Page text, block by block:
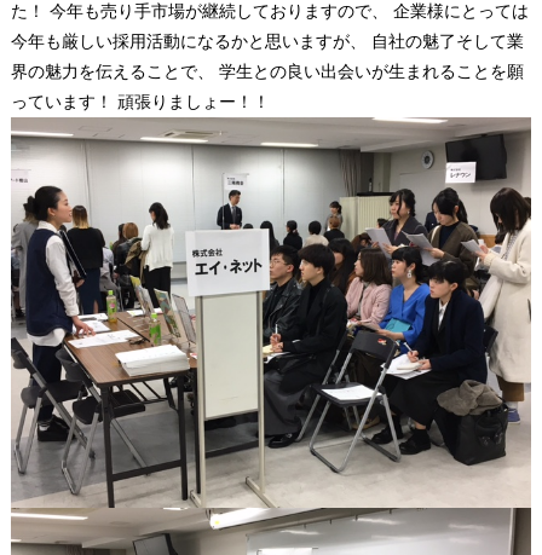
た！ 今年も売り手市場が継続しておりますので、 企業様にとっては
今年も厳しい採用活動になるかと思いますが、 自社の魅了そして業
界の魅力を伝えることで、 学生との良い出会いが生まれることを願
っています！ 頑張りましょー！！